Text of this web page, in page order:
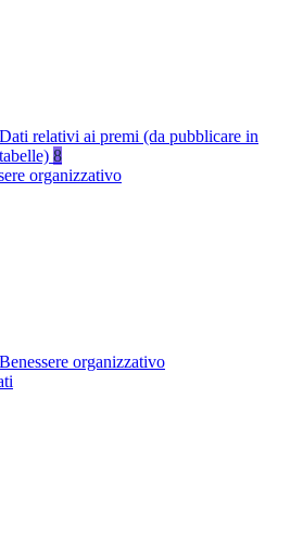
Dati relativi ai premi (da pubblicare in
tabelle) 8
organizzativo
Benessere organizzativo